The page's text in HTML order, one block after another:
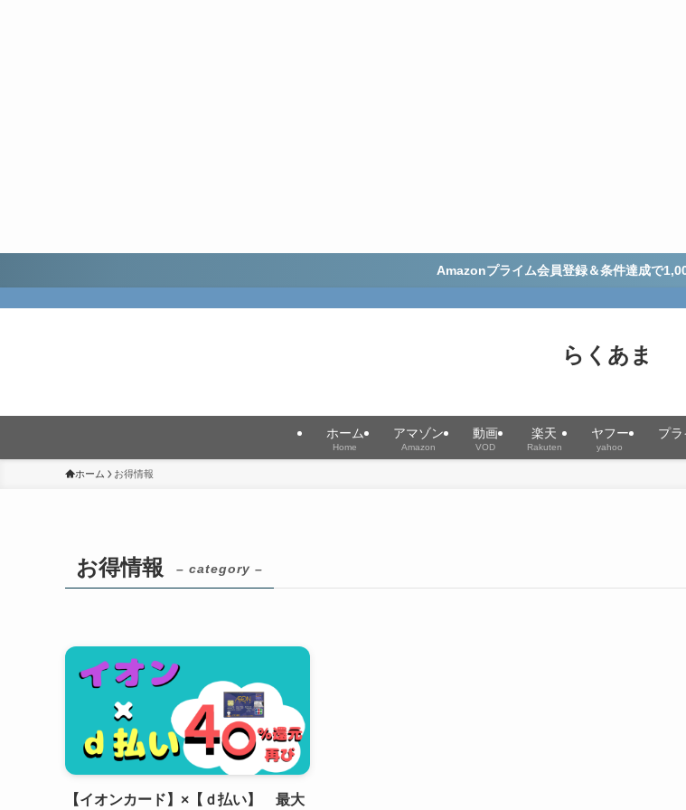
Amazonプライム会員登録＆条件達成で
らくあま
ホーム
Home
アマゾン
Amazon
動画
VOD
楽天
Rakuten
ヤフー
yahoo
プ
ホーム お得情報
お得情報 – category –
【イオンカード】×【ｄ払い】 最大